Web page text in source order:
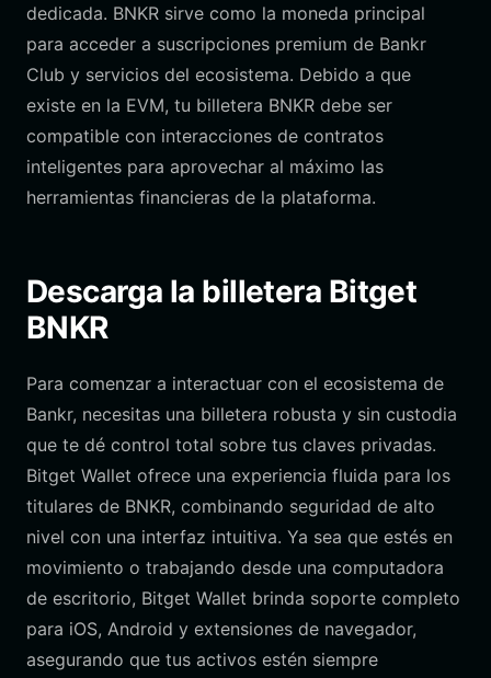
dedicada. BNKR sirve como la moneda principal
para acceder a suscripciones premium de Bankr
Club y servicios del ecosistema. Debido a que
existe en la EVM, tu billetera BNKR debe ser
compatible con interacciones de contratos
inteligentes para aprovechar al máximo las
herramientas financieras de la plataforma.
Descarga la billetera Bitget
BNKR
Para comenzar a interactuar con el ecosistema de
Bankr, necesitas una billetera robusta y sin custodia
que te dé control total sobre tus claves privadas.
Bitget Wallet ofrece una experiencia fluida para los
titulares de BNKR, combinando seguridad de alto
nivel con una interfaz intuitiva. Ya sea que estés en
movimiento o trabajando desde una computadora
de escritorio, Bitget Wallet brinda soporte completo
para iOS, Android y extensiones de navegador,
asegurando que tus activos estén siempre